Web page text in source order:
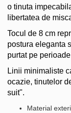
o tinuta
libertatea de
Tocul de 8 cm
postura eleganta
purtat pe
Linii minimaliste
ocazie, tinutelor
suit".
Material